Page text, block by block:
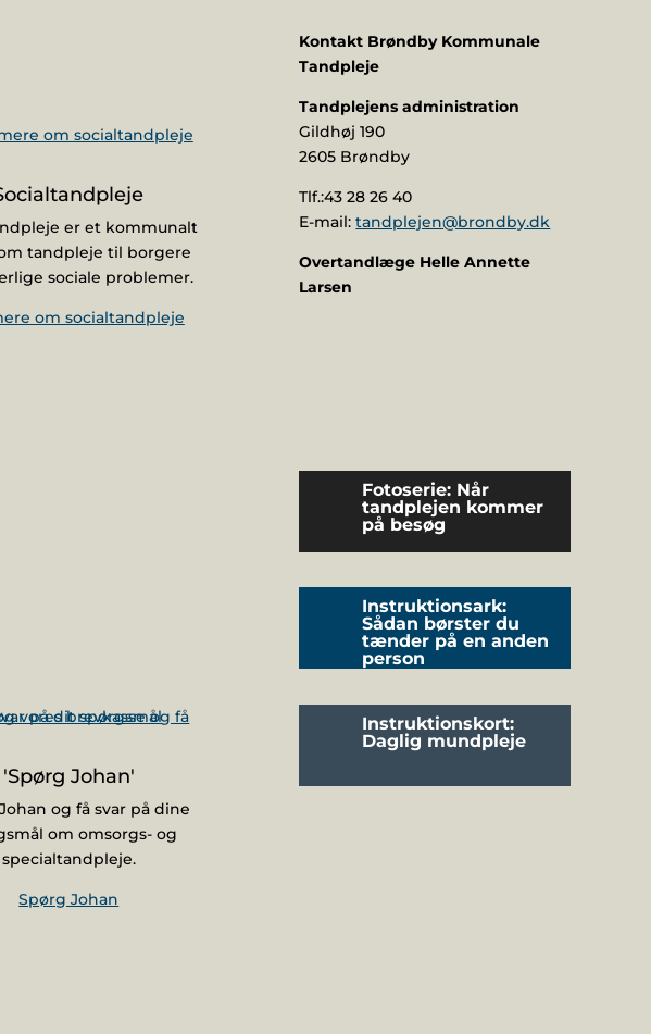
er et kommunalt
tandpleje til borgere
sociale problemer.
om socialtandpleje
'Spørg Johan'
og få svar på dine
om omsorgs- og
specialtandpleje.
Spørg Johan
Kontakt Brøndby Kommunale
Tandpleje
Tandplejens administration
Gildhøj 190
2605 Brøndby
Tlf.:43 28 26 40
E-mail:tandplejen@brondby.dk
Overtandlæge Helle Annette
Larsen​
Fotoserie: Når
tandplejen kommer
på besøg
Instruktionsark:
Sådan børster du
tænder på en anden
person
Instruktionskort:
Daglig mundpleje